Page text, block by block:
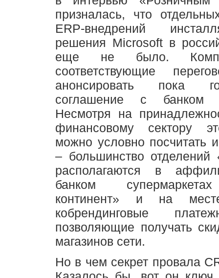
призналась, что
ERP-внедрений
решения Microsoft в
еще не было.
соответствующие
анонсировать пока
соглашение с банком
Несмотря на
финансовому сектору
можно условно посчитать
– большинство отделений
располагаются в
банком
континент» и на
кобрендинговые
позволяющие получать
магазинов сети.
Но в чем секрет провала